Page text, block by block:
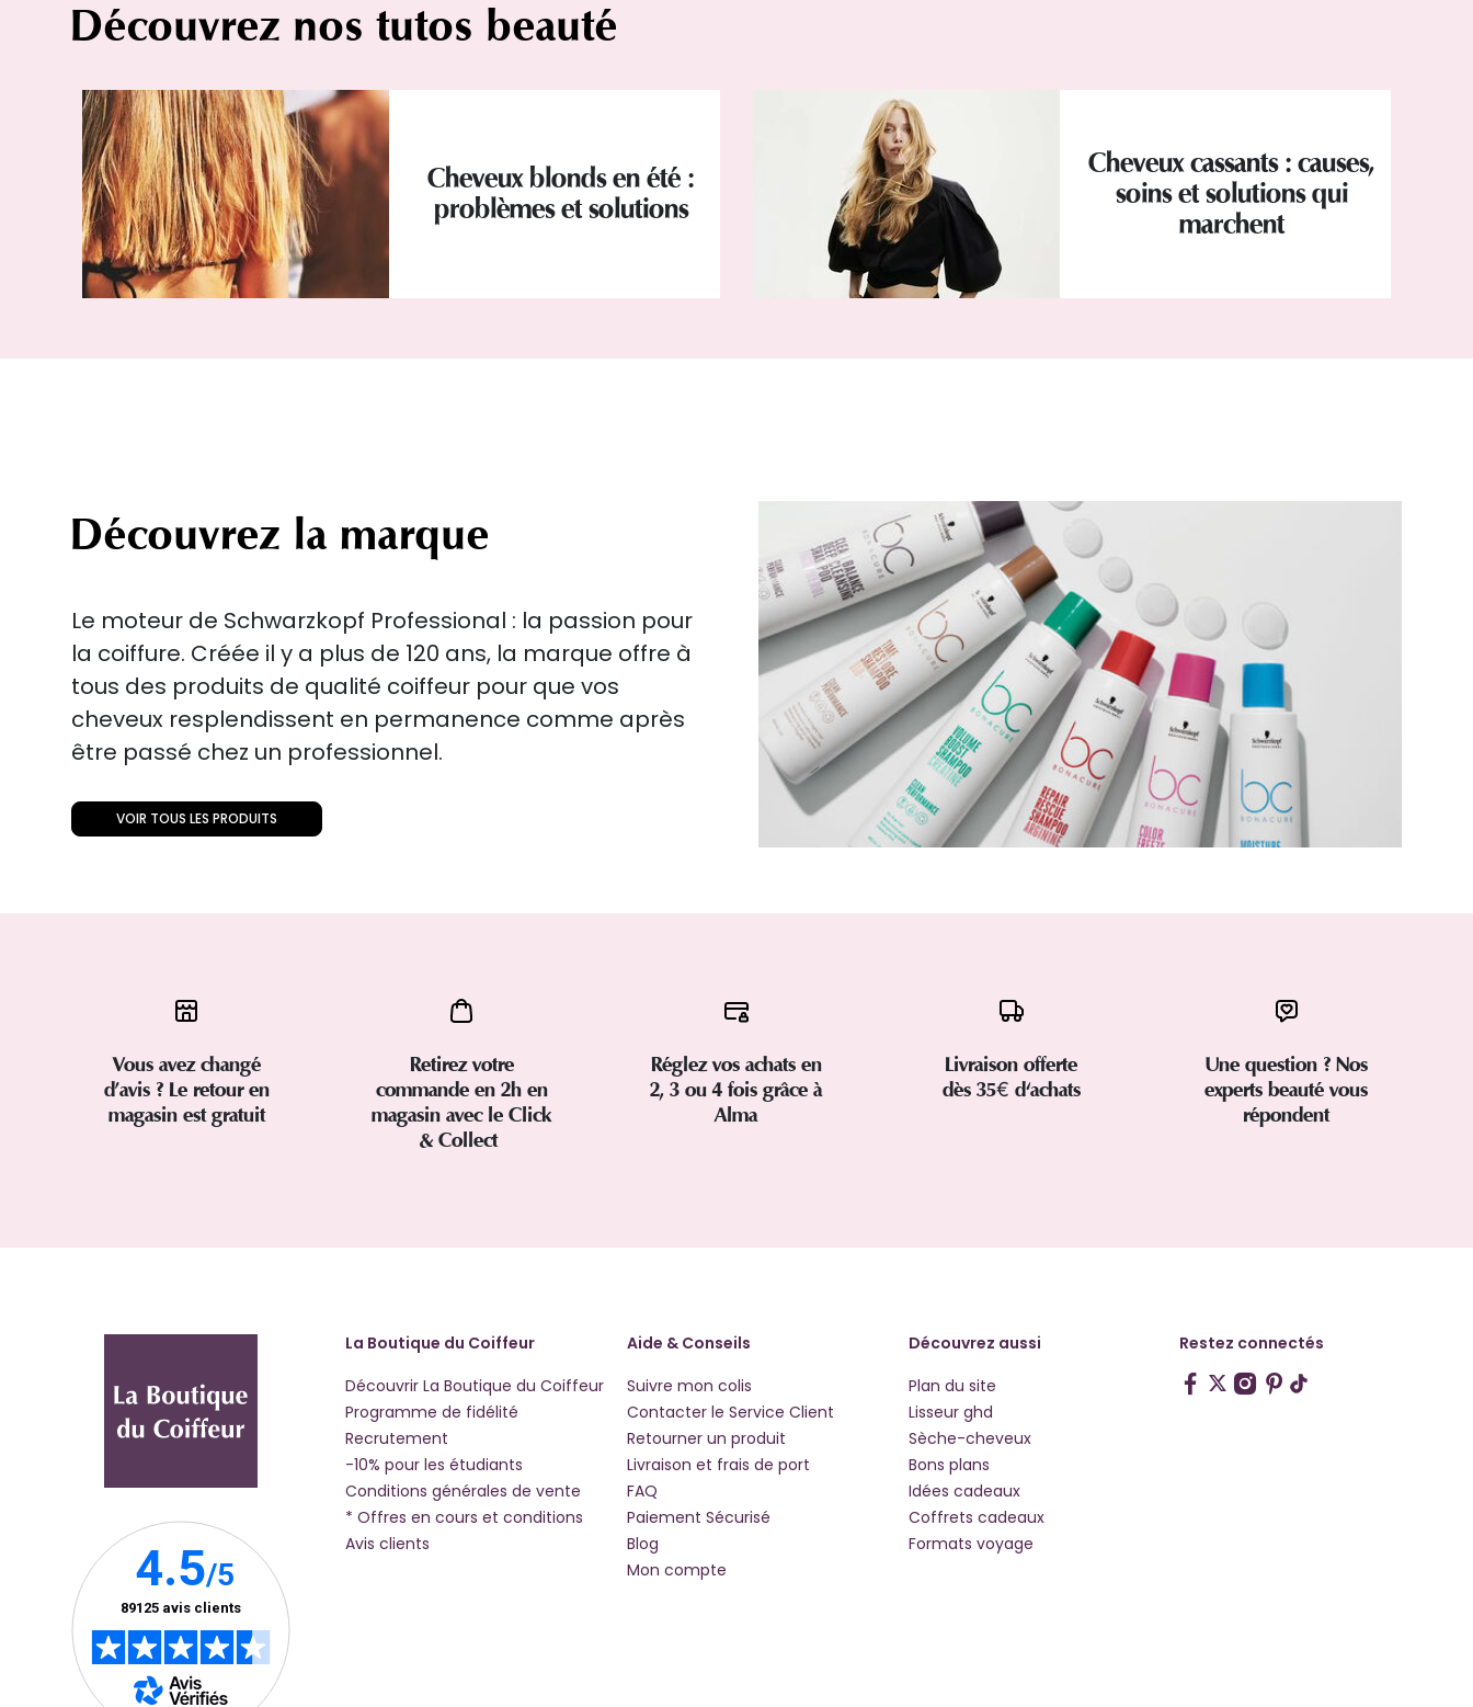
Découvrez nos tutos beauté
Cheveux blonds en été :
problèmes et solutions
Cheveux cassants : causes,
soins et solutions qui
marchent
Découvrez la marque
Le moteur de Schwarzkopf Professional : la passion pour
la coiffure. Créée il y a plus de 120 ans, la marque offre à
tous des produits de qualité coiffeur pour que vos
cheveux resplendissent en permanence comme après
être passé chez un professionnel.
VOIR TOUS LES PRODUITS
Vous avez changé
d’avis ? Le retour en
magasin est gratuit
Retirez votre
commande en 2h en
magasin avec le Click
& Collect
Réglez vos achats en
2, 3 ou 4 fois grâce à
Alma
Livraison offerte
dès 35€ d'achats
Une question ? Nos
experts beauté vous
répondent
La Boutique du Coiffeur
Découvrir La Boutique du Coiffeur
Programme de fidélité
Recrutement
-10% pour les étudiants
Conditions générales de vente
* Offres en cours et conditions
Avis clients
Aide & Conseils
Suivre mon colis
Contacter le Service Client
Retourner un produit
Livraison et frais de port
FAQ
Paiement Sécurisé
Blog
Mon compte
Découvrez aussi
Plan du site
Lisseur ghd
Sèche-cheveux
Bons plans
Idées cadeaux
Coffrets cadeaux
Formats voyage
Restez connectés